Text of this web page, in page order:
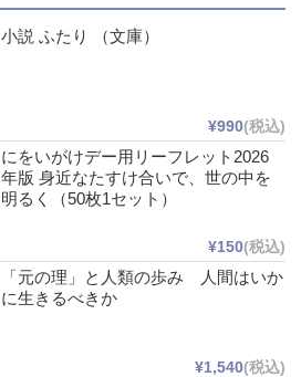
小説 ふたり （文庫）
¥990(税込)
にをいがけデー用リーフレット2026
年版 身近なたすけ合いで、世の中を
明るく（50枚1セット）
¥150(税込)
「元の理」と人類の歩み 人間はいか
に生きるべきか
¥1,540(税込)